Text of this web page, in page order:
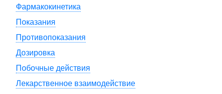
Фармакокинетика
Показания
Противопоказания
Дозировка
Побочные действия
Лекарственное взаимодействие